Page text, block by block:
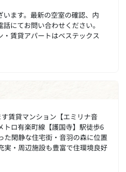
ます。最新の空室の確認、内
にてお問い合わせください。
賃貸アパートはベステックス
賃貸マンション【エミリナ音
トロ有楽町線【護国寺】駅徒歩6
た閑静な住宅街・音羽の森に位置
実・周辺施設も豊富で住環境良好